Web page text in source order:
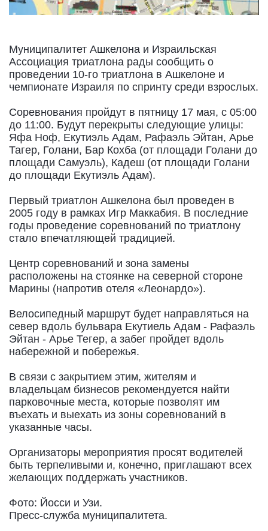
Муниципалитет Ашкелона и Израильская
Ассоциация триатлона рады сообщить о
проведении 10-го триатлона в Ашкелоне и
чемпионате Израиля по спринту среди взрослых.
Соревнования пройдут в пятницу 17 мая, с 05:00
до 11:00. Будут перекрыты следующие улицы:
Яфа Ноф, Екутиэль Адам, Рафаэль Эйтан, Арье
Тагер, Голани, Бар Кохба (от площади Голани до
площади Самуэль), Кадеш (от площади Голани
до площади Екутиэль Адам).
Первый триатлон Ашкелона был проведен в
2005 году в рамках Игр Маккабия. В последние
годы проведение соревнований по триатлону
стало впечатляющей традицией.
Центр соревнований и зона замены
расположены на стоянке на северной стороне
Марины (напротив отеля «Леонардо»).
Велосипедный маршрут будет направляться на
север вдоль бульвара Екутиель Адам - Рафаэль
Эйтан - Арье Тегер, а забег пройдет вдоль
набережной и побережья.
В связи с закрытием этим, жителям и
владельцам бизнесов рекомендуется найти
парковочные места, которые позволят им
въехать и выехать из зоны соревнований в
указанные часы.
Организаторы мероприятия просят водителей
быть терпеливыми и, конечно, приглашают всех
желающих поддержать участников.
Фото: Йосси и Узи.
Пресс-служба муниципалитета.